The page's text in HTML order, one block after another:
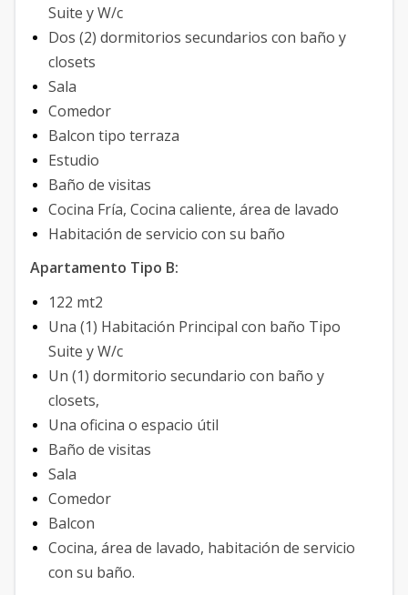
Suite y W/c
Dos (2) dormitorios secundarios con baño y
closets
Sala
Comedor
Balcon tipo terraza
Estudio
Baño de visitas
Cocina Fría, Cocina caliente, área de lavado
Habitación de servicio con su baño
Apartamento Tipo B:
122 mt2
Una (1) Habitación Principal con baño Tipo
Suite y W/c
Un (1) dormitorio secundario con baño y
closets,
Una oficina o espacio útil
Baño de visitas
Sala
Comedor
Balcon
Cocina, área de lavado, habitación de servicio
con su baño.